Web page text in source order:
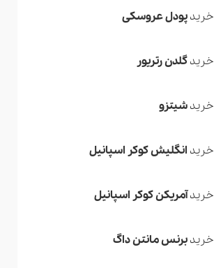
پودل عروسکی
گلدن رتریور
شیتزو
انگلیش کوکر اسپانیل
آمریکن کوکر اسپانیل
برنس مانتن داگ